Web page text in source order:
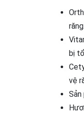
răng.
bị
vệ